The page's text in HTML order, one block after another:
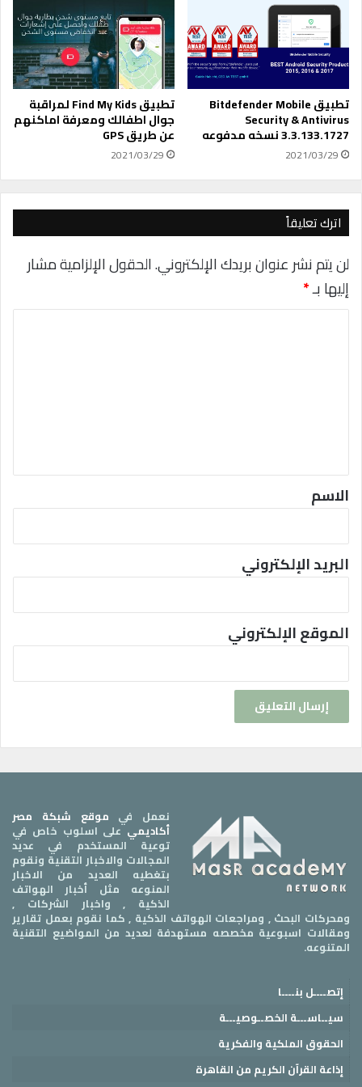
ك
م
ع
خ
ص
م
7
%
ج
ا
نً
ا
ا
ل
آ
ن
تطبيق Bitdefender Mobile
Security & Antivirus
3.3.133.1727 نسخه مدفوعه
2021/03/29
تطبيق Find My Kids لمراقبة
جوال اطفالك ومعرفة اماكنهم
عن طريق GPS
2021/03/29
اترك تعليقاً
لن يتم نشر عنوان بريدك الإلكتروني.الحقول الإلزامية مشار
إليها بـ*
*
الاسم
البريد الإلكتروني
الموقع الإلكتروني
نعمل في موقع شبكة مصر
أكاديميعلى اسلوب خاص في
توعية المستخدم في عديد
المجالات والاخبار التقنية ونقوم
بتغطيه العديد من الاخبار
المنوعه مثل أخبار الهواتف
الذكية , واخبار الشركات ,
ومحركات البحث , ومراجعات الهواتف الذكية , كما نقوم بعمل تقارير
ومقالات اسبوعية مخصصه مستهدفة لعديد من المواضيع التقنية
المتنوعه.
إتصــــل بنــــا
سيــاســـة الخصــوصيـــة
الحقوق الملكية والفكرية
إذاعة القرآن الكريم من القاهرة